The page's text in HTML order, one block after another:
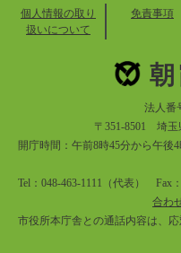
個人情報の取り
扱いについて
免責事項
法人番
〒351-8501 埼玉
開庁時間：午前8時45分から午後
Tel：048-463-1111（代表） Fax
合わ
市役所本庁舎との通話内容は、